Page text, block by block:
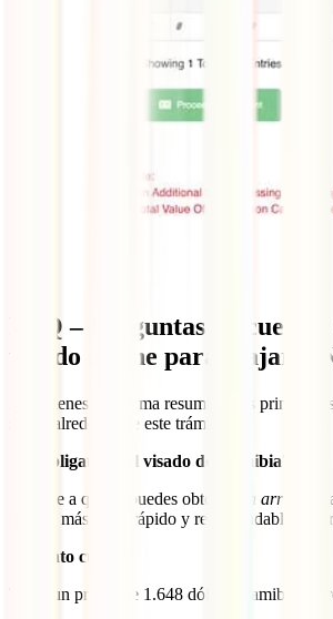
FAQ – Preguntas
visado online para viajar a
Aquí tienes, de forma resumida, las
surgir alrededor de este trámite:
¿Es obligatorio el visado de Namibia?
Sí. Pese a que lo puedes obtener
on arrival
a
mucho más fácil, rápido y recomendable
¿Cuánto cuesta?
Tiene un precio de 1.648 dólares namibios,